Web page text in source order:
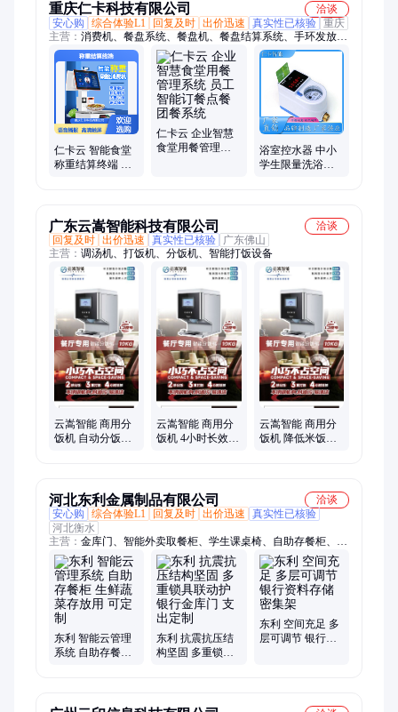
重庆仁卡科技有限公司
洽谈
安心购
综合体验L1 回复及时 出价迅速 真实性已核验 重庆
主营： 消费机、餐盘系统、餐盘机、餐盘结算系统、手环发放
机、学校食堂刷卡机、车牌识别系统、人脸刷卡机、消费系统、
人脸消费机、智能刷卡机、智能场馆系统、手环回收机、动态人
脸识别消费机、人脸门禁系统、售票系统、人脸识别消费系统、
饭堂刷卡机、手环机、扫码消费机、停车场收费系统、校园一卡
通、手机订餐系统、校园一卡通系统
仁卡云 智能食堂
称重结算终端 人
仁卡云 企业智慧
食堂用餐管理系
浴室控水器 中小
学生限量洗浴系
广东云嵩智能科技有限公司
洽谈
回复及时 出价迅速 真实性已核验
广东佛山
主营： 调汤机、打饭机、分饭机、智能打饭设备
云嵩智能 商用分
饭机 自动分饭提
云嵩智能 商用分
饭机 4小时长效保
云嵩智能 商用分
饭机 降低米饭损
河北东利金属制品有限公司
洽谈
安心购
综合体验L1 回复及时 出价迅速
真实性已核验
河北衡水
主营： 金库门、智能外卖取餐柜、学生课桌椅、自助存餐柜、档
案密集柜、智能枪柜、智能储物柜
东利 智能云管理
系统 自助存餐柜
东利 抗震抗压结
构坚固 多重锁具
东利 空间充足 多
层可调节 银行资